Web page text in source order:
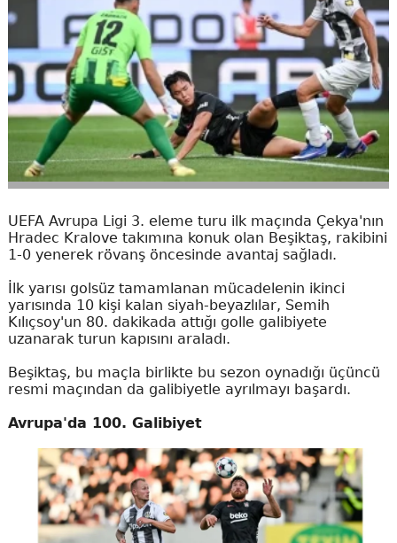
UEFA Avrupa Ligi 3. eleme turu ilk maçında Çekya'nın
Hradec Kralove takımına konuk olan Beşiktaş, rakibini
1-0 yenerek rövanş öncesinde avantaj sağladı.
İlk yarısı golsüz tamamlanan mücadelenin ikinci
yarısında 10 kişi kalan siyah-beyazlılar, Semih
Kılıçsoy'un 80. dakikada attığı golle galibiyete
uzanarak turun kapısını araladı.
Beşiktaş, bu maçla birlikte bu sezon oynadığı üçüncü
resmi maçından da galibiyetle ayrılmayı başardı.
Avrupa'da 100. Galibiyet